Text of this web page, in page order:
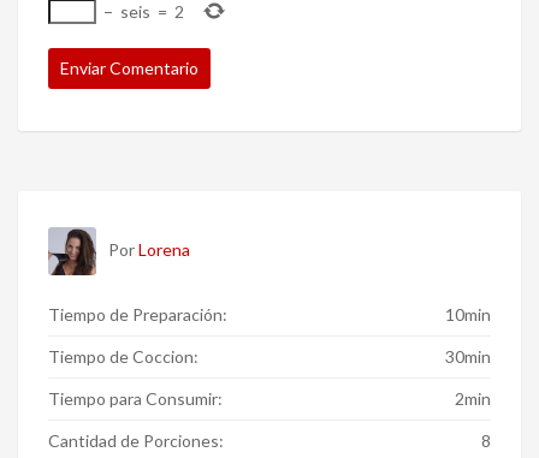
− seis = 2
PorLorena
Tiempo de Preparación: 10min
Tiempo de Coccion: 30min
Tiempo para Consumir: 2min
Cantidad de Porciones: 8